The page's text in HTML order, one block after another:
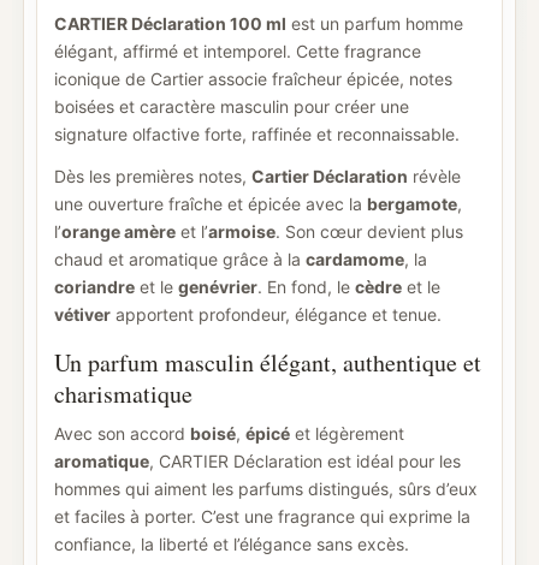
CARTIER Déclaration 100 ml est un parfum homme
élégant, affirmé et intemporel. Cette fragrance
iconique de Cartier associe fraîcheur épicée, notes
boisées et caractère masculin pour créer une
signature olfactive forte, raffinée et reconnaissable.
Dès les premières notes, Cartier Déclaration révèle
une ouverture fraîche et épicée avec la bergamote,
l’orange amère et l’armoise. Son cœur devient plus
chaud et aromatique grâce à la cardamome, la
coriandre et le genévrier. En fond, le cèdre et le
vétiver apportent profondeur, élégance et tenue.
Un parfum masculin élégant, authentique et
charismatique
Avec son accord boisé, épicé et légèrement
aromatique, CARTIER Déclaration est idéal pour les
hommes qui aiment les parfums distingués, sûrs d’eux
et faciles à porter. C’est une fragrance qui exprime la
confiance, la liberté et l’élégance sans excès.